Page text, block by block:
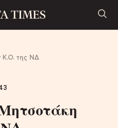
Κ.Ο. της ΝΔ